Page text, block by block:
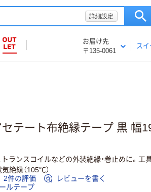
詳細設定
お届け先
〒135-0061
ス
テート布絶縁テープ 黒 幅
トランスコイルなどの外装絶縁・巻止めに。工
絶縁（105℃）
2件の評価
レビューを書く
ルテープ